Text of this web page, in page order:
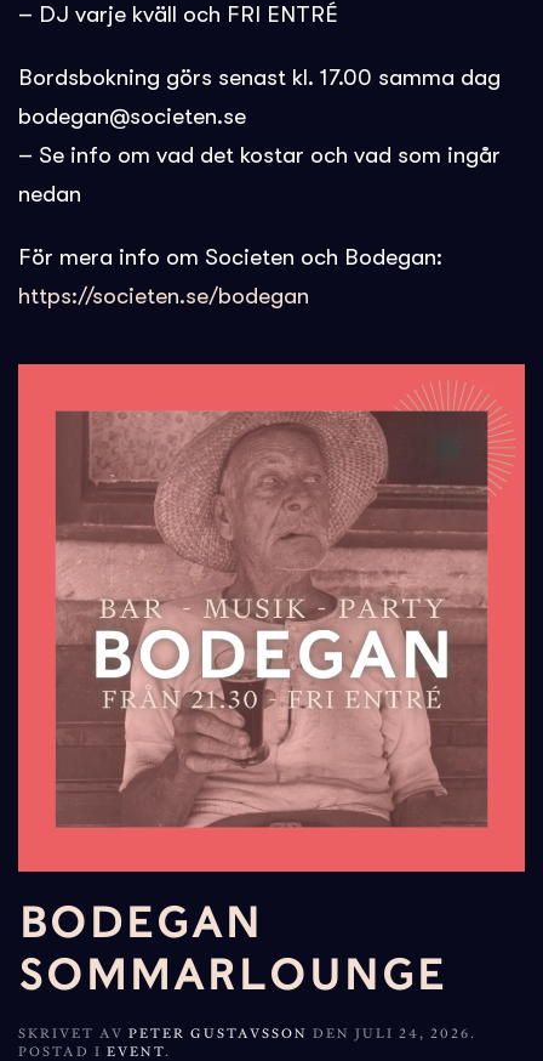
– DJ varje kväll och FRI ENTRÉ
Bordsbokning görs senast kl. 17.00 samma dag
bodegan@societen.se
– Se info om vad det kostar och vad som ingår
nedan
För mera info om Societen och Bodegan:
https://societen.se/bodegan
BODEGAN
SOMMARLOUNGE
SKRIVET AV PETER GUSTAVSSON DEN JULI 24, 2026 .
POSTAD I EVENT.